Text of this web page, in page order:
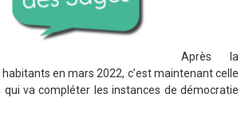
Après la
en mars 2022, c’est maintenant celle
va compléter les instances de démocratie